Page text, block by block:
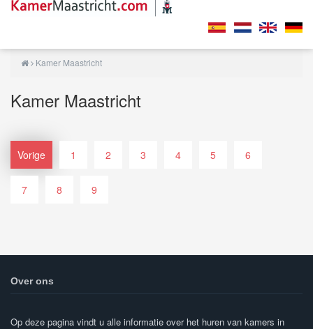
Kamer Maastricht
Kamer Maastricht
Vorige 1 2 3 4 5 6
7 8 9
Over ons
Op deze pagina vindt u alle informatie over het huren van kamers in